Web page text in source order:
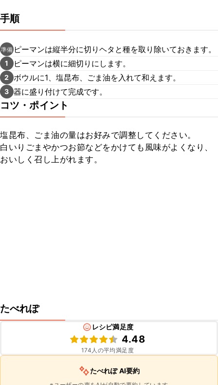
手順
準備 ピーマンは縦半分に切りヘタと種を取り除いておきます。
1 ピーマンは横に細切りにします。
2 ボウルに1、塩昆布、ごま油を入れて和えます。
3 器に盛り付けて完成です。
コツ・ポイント
塩昆布、ごま油の量はお好みで調整してください。
白いりごまやかつお節などをかけても風味がよくなり、
おいしく召し上がれます。
たべれぽ
レシピ満足度
4.48
174 人の平均満足度
たべれぽ AI要約